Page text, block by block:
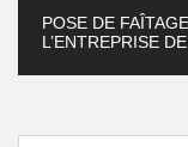
POSE DE
L’ENTREPRISE